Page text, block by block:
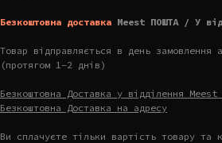
Безкоштовна доставка Meest ПОШТА / У
Товар відправляється в день замовлення
(протягом 1-2 днів)
Безкоштовна Доставка у відділення Meest
Безкоштовна Доставка на адресу
Ви сплачуєте тільки вартість товару та